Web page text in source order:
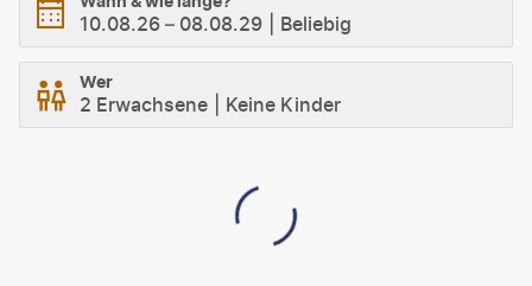
10.08.26 – 08.08.29 Beliebig
Wer
2 Erwachsene Keine Kinder